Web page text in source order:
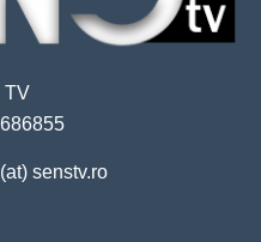
TV
senstv.ro